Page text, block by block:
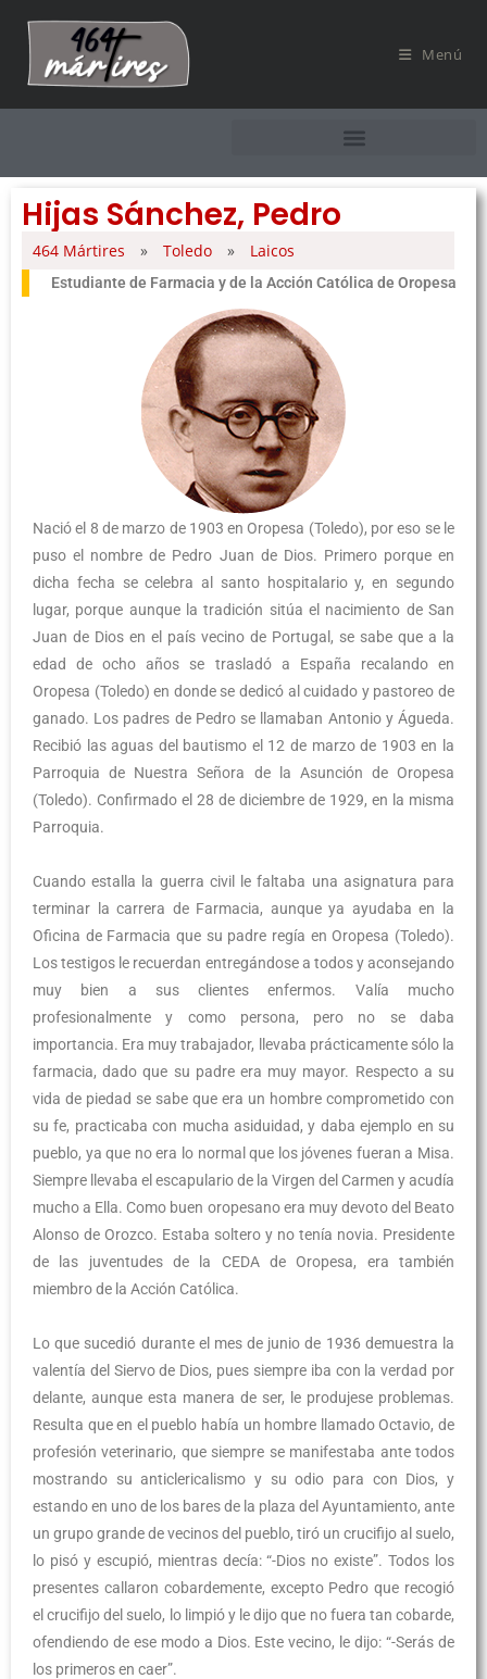
Menú
Hijas Sánchez, Pedro
464 Mártires » Toledo » Laicos
Estudiante de Farmacia y de la Acción Católica de Oropesa
Nació el 8 de marzo de 1903 en Oropesa (Toledo), por eso se le
puso el nombre de Pedro Juan de Dios. Primero porque en
dicha fecha se celebra al santo hospitalario y, en segundo
lugar, porque aunque la tradición sitúa el nacimiento de San
Juan de Dios en el país vecino de Portugal, se sabe que a la
edad de ocho años se trasladó a España recalando en
Oropesa (Toledo) en donde se dedicó al cuidado y pastoreo de
ganado. Los padres de Pedro se llamaban Antonio y Águeda.
Recibió las aguas del bautismo el 12 de marzo de 1903 en la
Parroquia de Nuestra Señora de la Asunción de Oropesa
(Toledo). Confirmado el 28 de diciembre de 1929, en la misma
Parroquia.
Cuando estalla la guerra civil le faltaba una asignatura para
terminar la carrera de Farmacia, aunque ya ayudaba en la
Oficina de Farmacia que su padre regía en Oropesa (Toledo).
Los testigos le recuerdan entregándose a todos y aconsejando
muy bien a sus clientes enfermos. Valía mucho
profesionalmente y como persona, pero no se daba
importancia. Era muy trabajador, llevaba prácticamente sólo la
farmacia, dado que su padre era muy mayor. Respecto a su
vida de piedad se sabe que era un hombre comprometido con
su fe, practicaba con mucha asiduidad, y daba ejemplo en su
pueblo, ya que no era lo normal que los jóvenes fueran a Misa.
Siempre llevaba el escapulario de la Virgen del Carmen y acudía
mucho a Ella. Como buen oropesano era muy devoto del Beato
Alonso de Orozco. Estaba soltero y no tenía novia. Presidente
de las juventudes de la CEDA de Oropesa, era también
miembro de la Acción Católica.
Lo que sucedió durante el mes de junio de 1936 demuestra la
valentía del Siervo de Dios, pues siempre iba con la verdad por
delante, aunque esta manera de ser, le produjese problemas.
Resulta que en el pueblo había un hombre llamado Octavio, de
profesión veterinario, que siempre se manifestaba ante todos
mostrando su anticlericalismo y su odio para con Dios, y
estando en uno de los bares de la plaza del Ayuntamiento, ante
un grupo grande de vecinos del pueblo, tiró un crucifijo al suelo,
lo pisó y escupió, mientras decía: “-Dios no existe”. Todos los
presentes callaron cobardemente, excepto Pedro que recogió
el crucifijo del suelo, lo limpió y le dijo que no fuera tan cobarde,
ofendiendo de ese modo a Dios. Este vecino, le dijo: “-Serás de
los primeros en caer”.